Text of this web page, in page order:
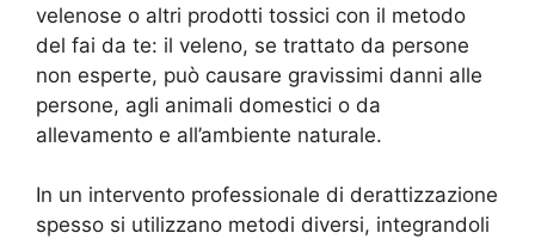
velenose o altri prodotti tossici con il metodo
del fai da te: il veleno, se trattato da persone
non esperte, può causare gravissimi danni alle
persone, agli animali domestici o da
allevamento e all’ambiente naturale.
In un intervento professionale di derattizzazione
spesso si utilizzano metodi diversi, integrandoli